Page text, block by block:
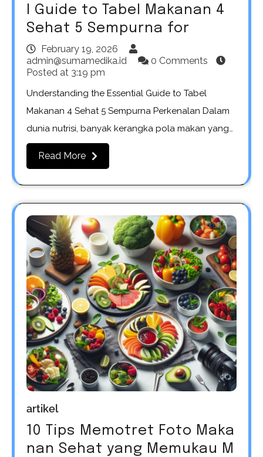
l Guide to Tabel Makanan 4
Sehat 5 Sempurna for
February 19, 2026
admin@sumamedika.id
0 Comments
Posted at 3:19 pm
Understanding the Essential Guide to Tabel
Makanan 4 Sehat 5 Sempurna Perkenalan Dalam
dunia nutrisi, banyak kerangka pola makan yang…
Read More
artikel
10 Tips Memotret Foto Maka
nan Sehat yang Memukau M